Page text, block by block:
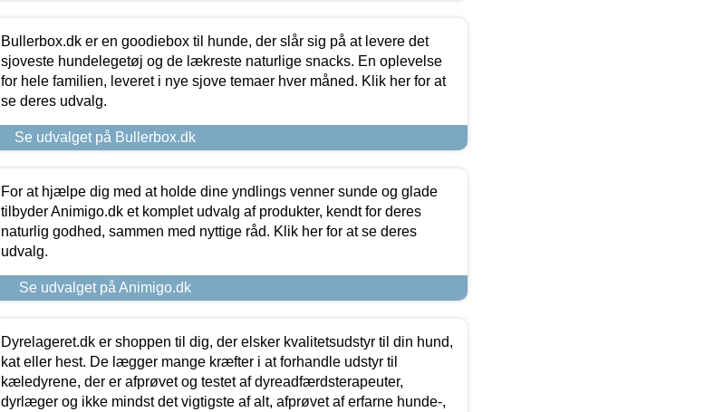
Bullerbox.dk er en goodiebox til hunde, der slår sig på at levere det
sjoveste hundelegetøj og de lækreste naturlige snacks. En oplevelse
for hele familien, leveret i nye sjove temaer hver måned. Klik her for at
se deres udvalg.
Se udvalget på Bullerbox.dk
For at hjælpe dig med at holde dine yndlings venner sunde og glade
tilbyder Animigo.dk et komplet udvalg af produkter, kendt for deres
naturlig godhed, sammen med nyttige råd. Klik her for at se deres
udvalg.
Se udvalget på Animigo.dk
Dyrelageret.dk er shoppen til dig, der elsker kvalitetsudstyr til din hund,
kat eller hest. De lægger mange kræfter i at forhandle udstyr til
kæledyrene, der er afprøvet og testet af dyreadfærdsterapeuter,
dyrlæger og ikke mindst det vigtigste af alt, afprøvet af erfarne hunde-,